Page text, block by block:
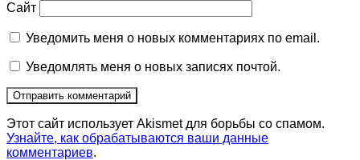
Сайт
Уведомить меня о новых комментариях по email.
Уведомлять меня о новых записях почтой.
Этот сайт использует Akismet для борьбы со спамом.
Узнайте, как обрабатываются ваши данные
комментариев.